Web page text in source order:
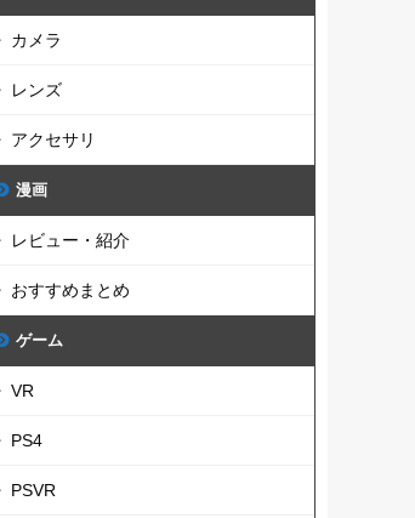
カメラ
レンズ
アクセサリ
漫画
レビュー・紹介
おすすめまとめ
ゲーム
VR
PS4
PSVR